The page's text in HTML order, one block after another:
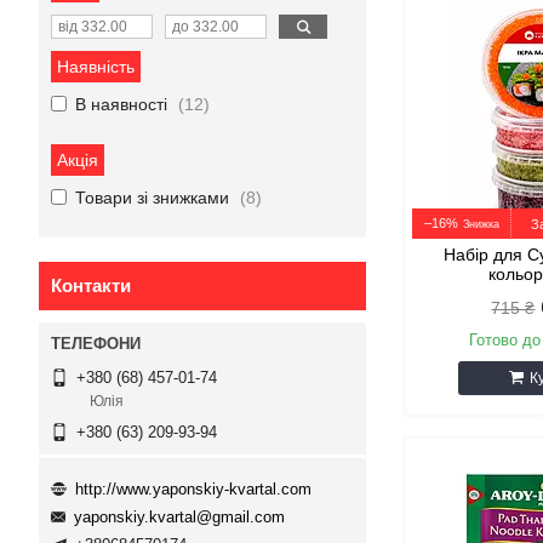
–16%
Набір для
715 ₴
Готово
Наявність
В наявності
12
Акція
Товари зі знижками
8
Контакти
+380 (68) 457-01-74
Юлія
+380 (63) 209-93-94
http://www.yaponskiy-kvartal.com
yaponskiy.kvartal@gmail.com